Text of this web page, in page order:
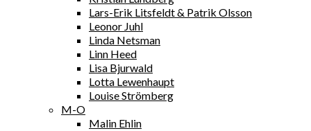
Lars-Erik Litsfeldt & Patrik Olsson
Leonor Juhl
Linda Netsman
Linn Heed
Lisa Bjurwald
Lotta Lewenhaupt
Louise Strömberg
M-O
Malin Ehlin